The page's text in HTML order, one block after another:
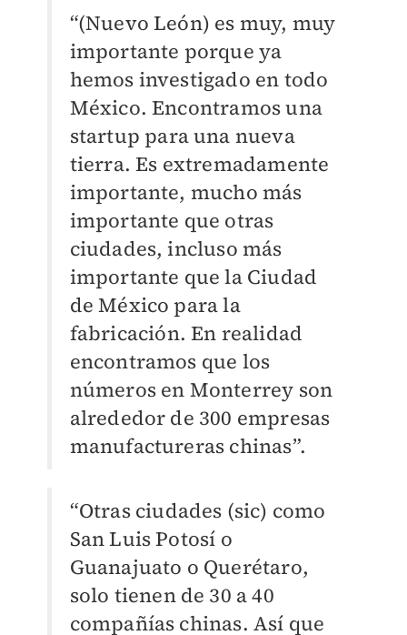
“(Nuevo León) es muy, muy
importante porque ya
hemos investigado en todo
México. Encontramos una
startup para una nueva
tierra. Es extremadamente
importante, mucho más
importante que otras
ciudades, incluso más
importante que la Ciudad
de México para la
fabricación. En realidad
encontramos que los
números en Monterrey son
alrededor de 300 empresas
manufactureras chinas”.
“Otras ciudades (sic) como
San Luis Potosí o
Guanajuato o Querétaro,
solo tienen de 30 a 40
compañías chinas. Así que